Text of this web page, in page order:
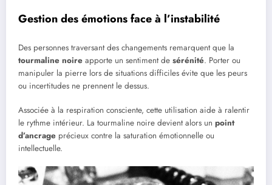
Gestion des émotions face à l’instabilité
Des personnes traversant des changements remarquent que la
tourmaline noire apporte un sentiment de sérénité. Porter ou
manipuler la pierre lors de situations difficiles évite que les peurs
ou incertitudes ne prennent le dessus.
Associée à la respiration consciente, cette utilisation aide à ralentir
le rythme intérieur. La tourmaline noire devient alors un point
d’ancrage précieux contre la saturation émotionnelle ou
intellectuelle.